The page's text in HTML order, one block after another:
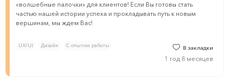
«волшебные палочки» для клиентов! Если Вы готовы стать
частью нашей истории успеха и прокладывать путь к новым
вершинам, мы ждем Вас!
UX/UI Дизайн С опытом работы В закладки
1 год 8 месяцев